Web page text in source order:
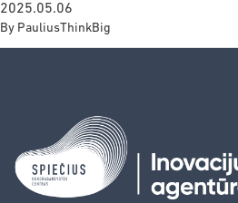
2025.05.06
By PauliusThinkBig